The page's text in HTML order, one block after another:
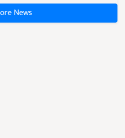
News